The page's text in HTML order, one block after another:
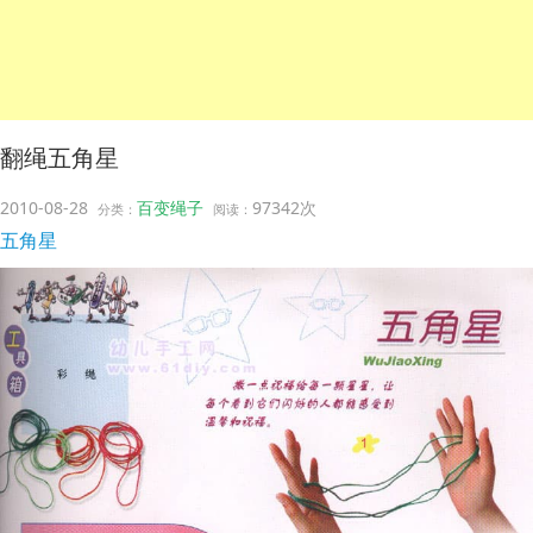
翻绳五角星
2010-08-28 分类： 百变绳子 阅读： 97342次
五角星